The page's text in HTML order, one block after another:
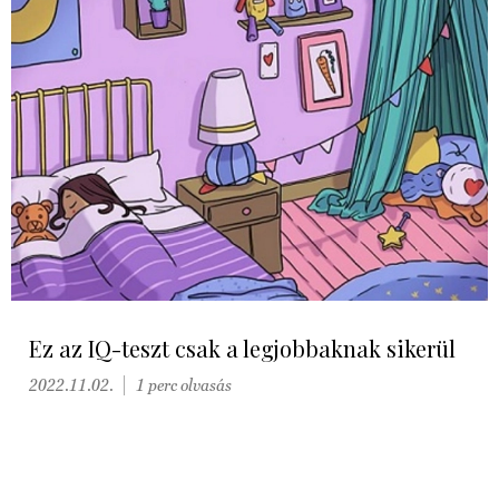
Ez az IQ-teszt csak a legjobbaknak sikerül
2022.11.02. 1 perc olvasás